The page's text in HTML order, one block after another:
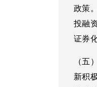
政策
投融
证券
（五
新积